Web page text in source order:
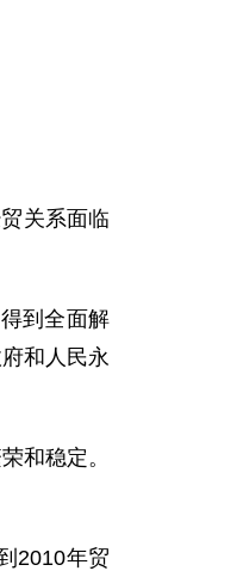
关系面临
到全面解
和人民永
和稳定。
2010年贸